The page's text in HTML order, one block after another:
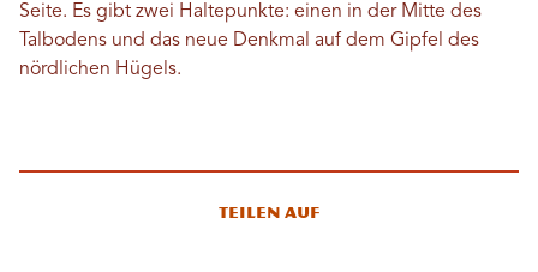
Seite. Es gibt zwei Haltepunkte: einen in der Mitte des
Talbodens und das neue Denkmal auf dem Gipfel des
nördlichen Hügels.
Teilen auf